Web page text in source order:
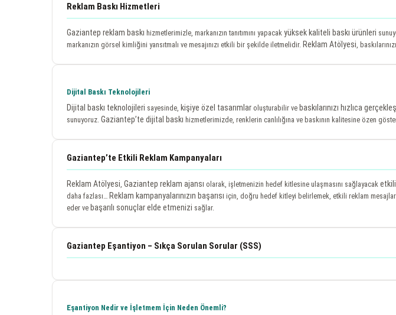
Reklam Baskı Hizmetleri
Gaziantep reklam baskı hizmetlerimizle, markanızın tanıtımını yapacak yüksek kaliteli baskı ürünleri
markanızın görsel kimliğini yansıtmalı ve mesajınızı etkili bir şekilde iletmelidir. Reklam Atölyesi ,
Dijital Baskı Teknolojileri
Dijital baskı teknolojileri sayesinde, kişiye özel tasarımlar oluşturabilir ve baskılarınızı hızlıca
sunuyoruz. Gaziantep’te dijital baskı hizmetlerimizde, renklerin canlılığına ve baskının kalitesine özen
Gaziantep’te Etkili Reklam Kampanyaları
Reklam Atölyesi Gaziantep reklam ajansı olarak, işletmenizin hedef kitlesine ulaşmasını sağlayacak
daha fazlası…
Reklam kampanyalarınızın başarısı için, doğru hedef kitleyi belirlemek, etkili reklam
eder ve başarılı sonuçlar elde etmenizi sağlar.
Gaziantep Eşantiyon – Sıkça Sorulan Sorular (SSS)
Eşantiyon Nedir ve İşletmem İçin Neden Önemli?